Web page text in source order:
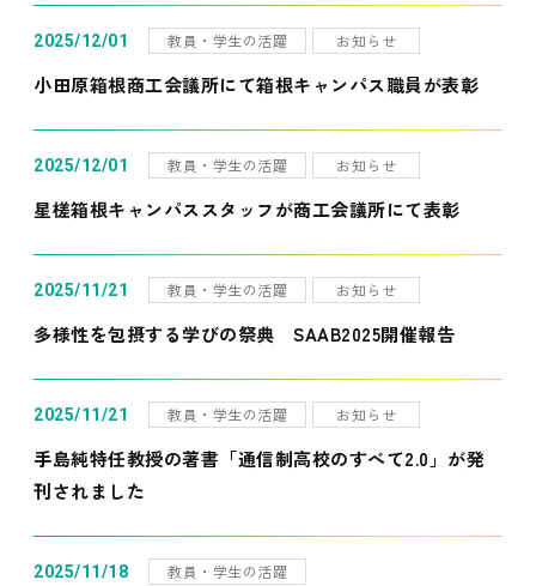
2025/12/01 教員・学生の活躍 お知らせ
小田原箱根商工会議所にて箱根キャンパス職員が表彰
2025/12/01 教員・学生の活躍 お知らせ
星槎箱根キャンパススタッフが商工会議所にて表彰
2025/11/21 教員・学生の活躍 お知らせ
多様性を包摂する学びの祭典 SAAB2025開催報告
2025/11/21 教員・学生の活躍 お知らせ
手島純特任教授の著書「通信制高校のすべて2.0」が発
刊されました
2025/11/18 教員・学生の活躍